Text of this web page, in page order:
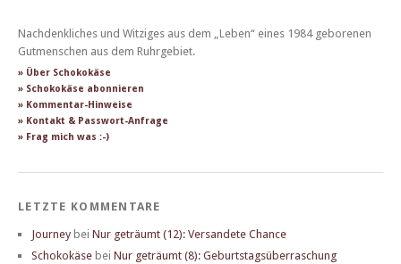
Nachdenkliches und Witziges aus dem „Leben“ eines 1984 geborenen
Gutmenschen aus dem Ruhrgebiet.
» Über Schokokäse
» Schokokäse abonnieren
» Kommentar-Hinweise
» Kontakt & Passwort-Anfrage
» Frag mich was :-)
LETZTE KOMMENTARE
Journey bei Nur geträumt (12): Versandete Chance
Schokokäse bei Nur geträumt (8): Geburtstagsüberraschung